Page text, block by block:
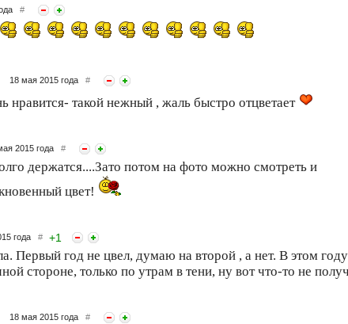
#
18 мая 2015 года #
нравится- такой нежный , жаль быстро отцветает
2015 года #
держатся....Зато потом на фото можно смотреть и
цвет!
года # +1
Первый год не цвел, думаю на второй , а нет. В этом
стороне, только по утрам в тени, ну вот что-то не
18 мая 2015 года #